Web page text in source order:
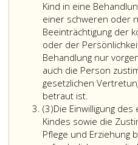
2
Kind in eine
einer schweren oder
Beeinträchtigung der
oder der
Behandlung nur
auch die Person
gesetzlichen
betraut ist.
(3)Absatz
3
Die Einwilligung
Kindes sowie die
Pflege und Erziehung